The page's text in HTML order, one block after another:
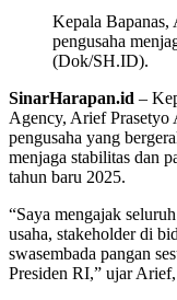
Kepala Bapanas,
pengusaha
(Dok/SH.ID).
SinarHarapan.id –
Agency, Arief Prasetyo
pengusaha yang
menjaga stabilitas dan
tahun baru 2025.
“Saya mengajak
usaha, stakeholder di
swasembada pangan
Presiden RI,” ujar